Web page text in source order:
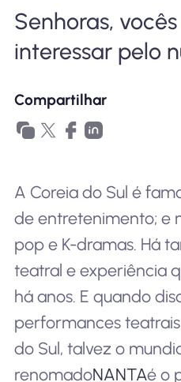
Usando um eSIM
Para negócios
Senhoras,
interessar pelo
Compartilhar
A Coreia do Sul é
de entretenimento; e
pop e K-dramas. Há
teatral e experiência
há anos. E quando
performances
do Sul, talvez o
renomadoNANTAé o